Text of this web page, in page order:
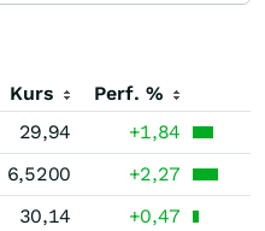
Kurs Perf. %
29,94
+1,84
6,5200
+2,27
30,14
+0,47